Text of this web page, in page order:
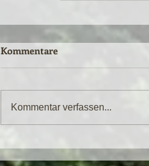
Kommentare
Kommentar verfassen...